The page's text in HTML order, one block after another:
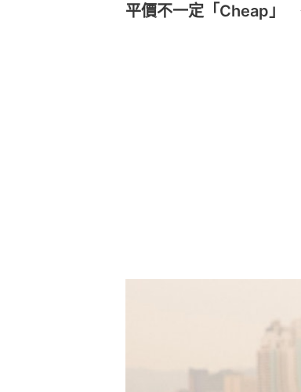
平價不一定「Cheap」